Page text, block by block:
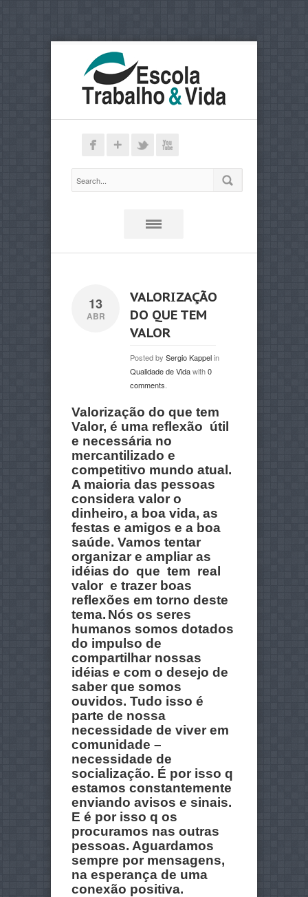
13
ABR
VALORIZAÇÃO
DO QUE TEM
VALOR
Posted by Sergio Kappelin
Qualidade de Vidawith0
comments
Valorização do que tem
Valor, é uma reflexão útil
e necessária no
mercantilizado e
competitivo mundo atual.
A maioria das pessoas
considera valor o
dinheiro, a boa vida, as
festas e amigos e a boa
saúde. Vamos tentar
organizar e ampliar as
idéias do que tem real
valor e trazer boas
reflexões em torno deste
tema. Nós os seres
humanos somos dotados
do impulso de
compartilhar nossas
idéias e com o desejo de
saber que somos
ouvidos. Tudo isso é
parte de nossa
necessidade de viver em
comunidade –
necessidade de
socialização. É por isso q
estamos constantemente
enviando avisos e sinais.
E é por isso q os
procuramos nas outras
pessoas. Aguardamos
sempre por mensagens,
na esperança de uma
conexão positiva.